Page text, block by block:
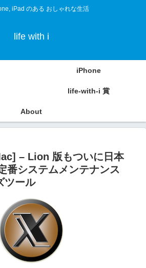
iPad のある おしゃれな生活
life with i
iPhone
life-with-i 賞
About
– Lion 版もついに日本
番システムメンテナンス
ツール